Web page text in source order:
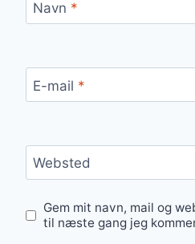
Navn *
E-mail *
Websted
Gem mit navn, mail og
til næste gang jeg